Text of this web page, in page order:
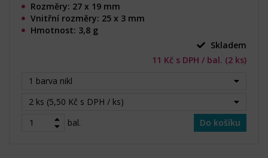
Rozměry: 27 x 19 mm
Vnitřní rozměry: 25 x 3 mm
Hmotnost: 3,8 g
Skladem
11 Kč s DPH / bal. (2 ks)
1 barva nikl
2 ks (5,50 Kč s DPH / ks)
bal.
Do košíku